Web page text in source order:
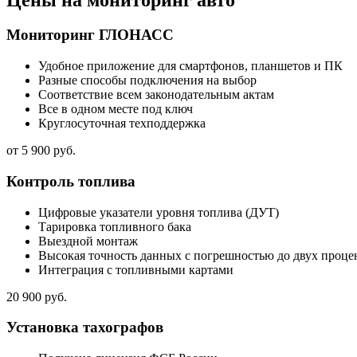
Мониторинг ГЛОНАСС
Удобное приложение для смартфонов, планшетов и ПК
Разные способы подключения на выбор
Соответствие всем законодательным актам
Все в одном месте под ключ
Круглосуточная техподдержка
от 5 900 руб.
Контроль топлива
Цифровые указатели уровня топлива (ДУТ)
Тарировка топливного бака
Выездной монтаж
Высокая точность данных с погрешностью до двух
Интеграция с топливными картами
20 900 руб.
Установка тахографов